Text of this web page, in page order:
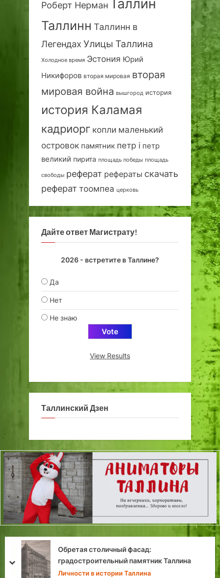
Роберт Нерман Таллин
Таллинн Таллинн в
Легендах Улицы Таллина
Холодное время Эстония Юрий
Никифоров вторая мировая вторая
мировая война вышгород история
история Каламая
кадриорг копли маленький
островок памятник петр i петр
великий пирита площадь победы площадь
свободы реферат рефераты скачать
реферат тоомпеа церковь
Дайте ответ Магистрату!
2026 - встретите в Таллине?
Да
Нет
Не знаю
View Results
Таллинский Дзен
Петровская палка о двух концах Помогала ли
Петру Первому, дубинка эффективно
управлять государством?
Легенды и загадки Эстонии
prev
next